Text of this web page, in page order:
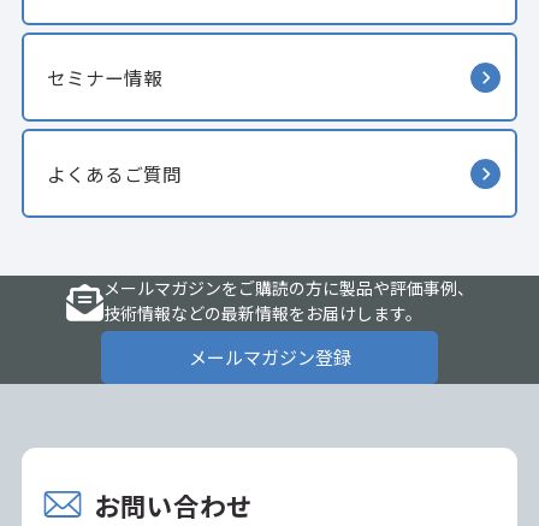
セミナー情報
よくあるご質問
メールマガジンをご購読の方に製品や評価事例、
技術情報などの最新情報をお届けします。
メールマガジン登録
お問い合わせ